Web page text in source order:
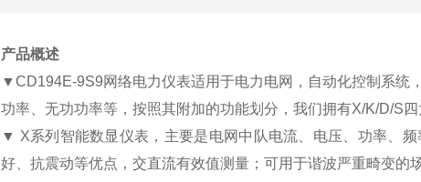
产品概述
▼CD194E-9S9网络电力仪表适用于电力电网，自动化控制系统
功率、无功功率等，按照其附加的功能划分，我们拥有X/K/D/S
▼ X系列智能数显仪表，主要是电网中队电流、电压、功率、
好、抗震动等优点，交直流有效值测量；可用于谐波严重畸变的